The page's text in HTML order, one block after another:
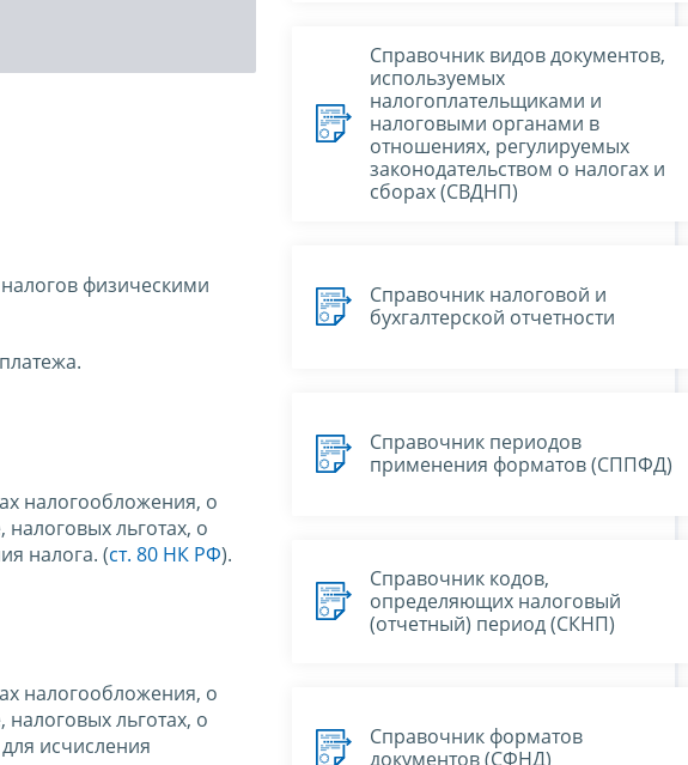
физическими
налогообложения, о
льготах, о
налога. (ст. 80 НК РФ).
налогообложения, о
льготах, о
исчисления
Справочник видов документов,
используемых
налогоплательщиками и
налоговыми органами в
отношениях, регулируемых
законодательством о налогах и
сборах (СВДНП)
Справочник налоговой и
бухгалтерской отчетности
Справочник периодов
применения форматов (СППФД)
Справочник кодов,
определяющих налоговый
(отчетный) период (СКНП)
Справочник форматов
документов (СФНД)